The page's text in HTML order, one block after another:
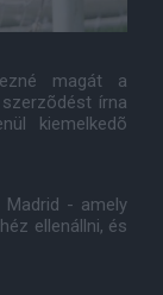
magát a
írna
kiemelkedõ
- amely
ellenállni, és